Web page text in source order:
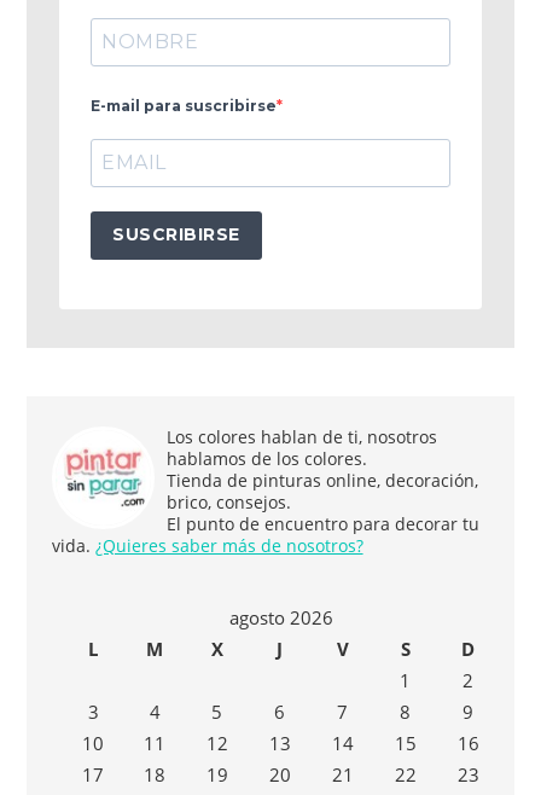
E-mail para suscribirse
SUSCRIBIRSE
Los colores hablan de ti, nosotros
hablamos de los colores.
Tienda de pinturas online, decoración,
brico, consejos.
El punto de encuentro para decorar tu
vida. ¿Quieres saber más de nosotros?
agosto 2026
L
M X J V S
D
1
2
3
4 5 6 7 8
9
10
11 12 13 14 15
16
17
18 19 20 21 22
23